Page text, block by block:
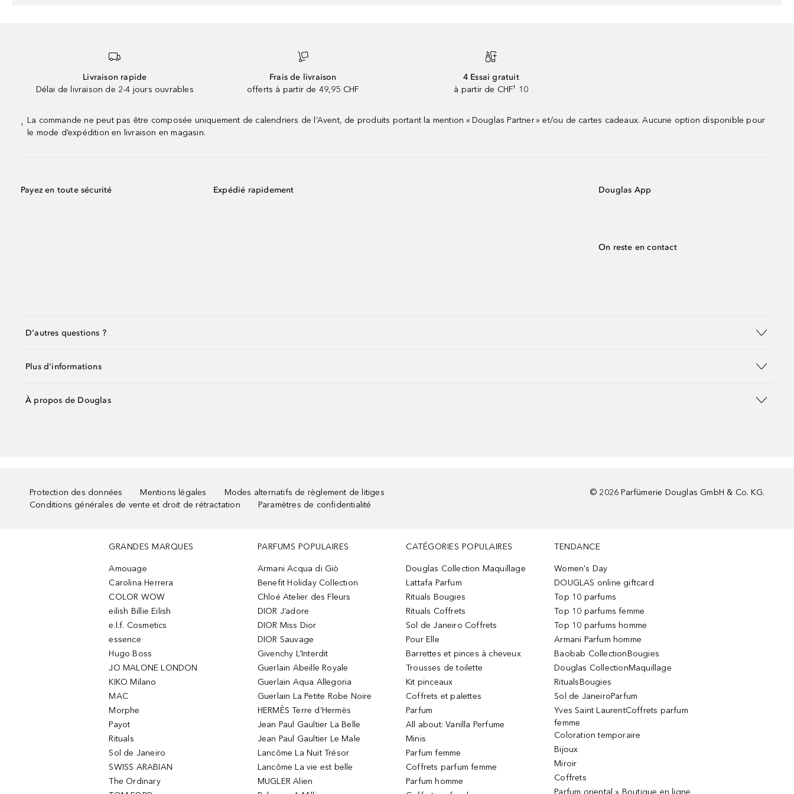
Livraison rapide
Délai de livraison de 2-4 jours ouvrables
Frais de livraison
offerts à partir de 49,95 CHF
4 Essai gratuit
à partir de CHF¹ 10
¹
La commande ne peut pas être composée uniquement de calendriers de l’Avent, de produits portant la mention « Douglas Partner » et/ou de cartes cadeaux. Aucune option disponible pour
le mode d’expédition en livraison en magasin.
Payez en toute sécurité Expédié rapidement Douglas App
On reste en contact
D'autres questions ?
Plus d'informations
À propos de Douglas
Protection des données Mentions légales
Modes alternatifs de règlement de litiges
Conditions générales de vente et droit de rétractation
Paramètres de confidentialité
© 2026 Parfümerie Douglas GmbH & Co. KG.
GRANDES MARQUES
Amouage
Carolina Herrera
COLOR WOW
eilish Billie Eilish
e.l.f. Cosmetics
essence
Hugo Boss
JO MALONE LONDON
KIKO Milano
MAC
Morphe
Payot
Rituals
Sol de Janeiro
SWISS ARABIAN
The Ordinary
PARFUMS POPULAIRES
Armani Acqua di Giò
Benefit Holiday Collection
Chloé Atelier des Fleurs
DIOR J’adore
DIOR Miss Dior
DIOR Sauvage
Givenchy L’Interdit
Guerlain Abeille Royale
Guerlain Aqua Allegoria
Guerlain La Petite Robe Noire
HERMÈS Terre d’Hermès
Jean Paul Gaultier La Belle
Jean Paul Gaultier Le Male
Lancôme La Nuit Trésor
Lancôme La vie est belle
MUGLER Alien
CATÉGORIES POPULAIRES
Douglas Collection Maquillage
Lattafa Parfum
Rituals Bougies
Rituals Coffrets
Sol de Janeiro Coffrets
Pour Elle
Barrettes et pinces à cheveux
Trousses de toilette
Kit pinceaux
Coffrets et palettes
Parfum
All about: Vanilla Perfume
Minis
Parfum femme
Coffrets parfum femme
Parfum homme
TENDANCE
Women's Day
DOUGLAS online giftcard
Top 10 parfums
Top 10 parfums femme
Top 10 parfums homme
Armani Parfum homme
Baobab CollectionBougies
Douglas CollectionMaquillage
RitualsBougies
Sol de JaneiroParfum
Yves Saint LaurentCoffrets parfum
femme
Coloration temporaire
Bijoux
Miroir
Coffrets
Parfum oriental » Boutique en ligne